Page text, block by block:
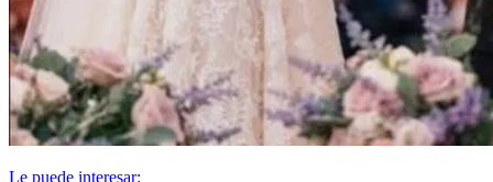
Le puede interesar: